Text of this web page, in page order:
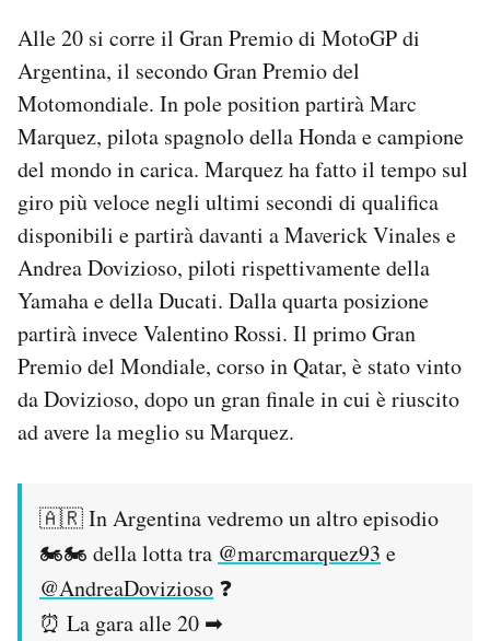
SHOP
CALENDARIO
AREA PERSONALE
Area Personale
Newsletter
Notifiche mobile
Regala il Post
Hai bisogno di aiuto?
Esci
Alle 20 si corre il Gran Premio di MotoGP di
Argentina, il secondo Gran Premio del
Motomondiale. In pole position partirà Marc
Marquez, pilota spagnolo della Honda e campione
del mondo in carica. Marquez ha fatto il tempo sul
giro più veloce negli ultimi secondi di qualifica
disponibili e partirà davanti a Maverick Vinales e
Andrea Dovizioso, piloti rispettivamente della
Yamaha e della Ducati. Dalla quarta posizione
partirà invece Valentino Rossi. Il primo Gran
Premio del Mondiale, corso in Qatar, è stato vinto
da Dovizioso, dopo un gran finale in cui è riuscito
ad avere la meglio su Marquez.
🇦🇷 In Argentina vedremo un altro episodio
🏍🏍 della lotta tra @marcmarquez93 e
@AndreaDovizioso ❓
⏰ La gara alle 20 ➡